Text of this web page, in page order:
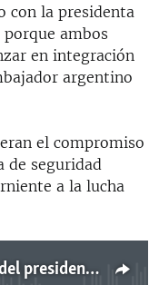
con la presidenta
ambos
en integración
argentino
el compromiso
de seguridad
a la lucha
Reporte con las declaraciones del presidente Barack Obama